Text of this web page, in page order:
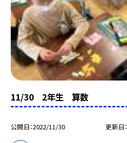
11/30 2年生 算数
公開日 2022/11/30 更新日